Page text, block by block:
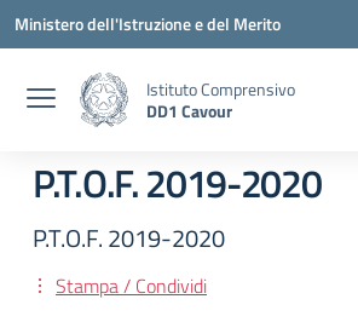
Vai ai contenuti
Vai al menu di navigazione
Vai al footer
Ministero dell'Istruzione e del Merito
Istituto Comprensivo
DD1 Cavour
P.T.O.F. 2019-2020
P.T.O.F. 2019-2020
Stampa / Condividi